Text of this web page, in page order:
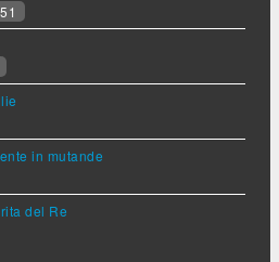
in mutande
del Re